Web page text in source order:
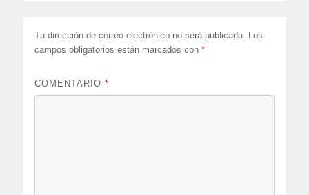
Tu dirección de correo electrónico no será publicada. Los
campos obligatorios están marcados con*
COMENTARIO*